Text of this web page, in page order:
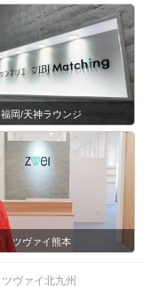
福岡/天神ラウンジ
ツヴァイ熊本
ツヴァイ北九州